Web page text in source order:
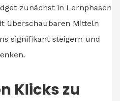
zunächst in Lernphasen
überschaubaren Mitteln
signifikant steigern und
Klicks zu